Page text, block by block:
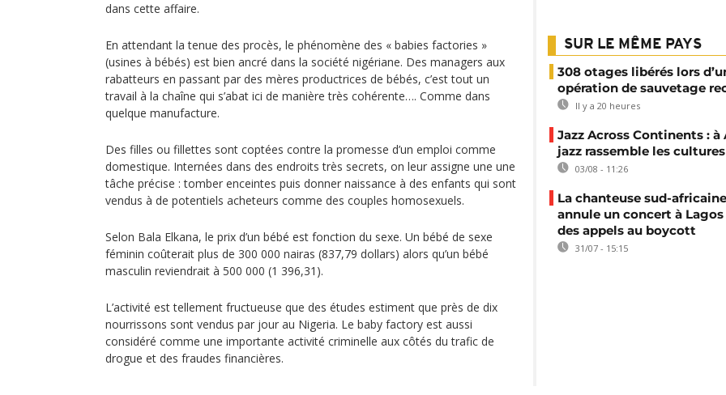
dans cette affaire.
En attendant la tenue des procès, le phénomène des « babies factories »
(usines à bébés) est bien ancré dans la société nigériane. Des managers aux
rabatteurs en passant par des mères productrices de bébés, c’est tout un
travail à la chaîne qui s’abat ici de manière très cohérente…. Comme dans
quelque manufacture.
Des filles ou fillettes sont coptées contre la promesse d’un emploi comme
domestique. Internées dans des endroits très secrets, on leur assigne une une
tâche précise : tomber enceintes puis donner naissance à des enfants qui sont
vendus à de potentiels acheteurs comme des couples homosexuels.
Selon Bala Elkana, le prix d’un bébé est fonction du sexe. Un bébé de sexe
féminin coûterait plus de 300 000 nairas (837,79 dollars) alors qu’un bébé
masculin reviendrait à 500 000 (1 396,31).
L’activité est tellement fructueuse que des études estiment que près de dix
nourrissons sont vendus par jour au Nigeria. Le baby factory est aussi
considéré comme une importante activité criminelle aux côtés du trafic de
drogue et des fraudes financières.
SUR LE MÊME PAYS
308 otages libérés lors
opération de sauvetage
Il y a 20 heures
Jazz Across Continents : à
jazz rassemble les cultures
03/08 - 11:26
La chanteuse sud-
annule un concert à Lagos
des appels au boycott
31/07 - 15:15